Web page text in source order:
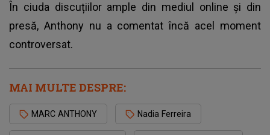
În ciuda discuțiilor ample din mediul online și din
presă, Anthony nu a comentat încă acel moment
controversat.
MAI MULTE DESPRE:
MARC ANTHONY Nadia Ferreira